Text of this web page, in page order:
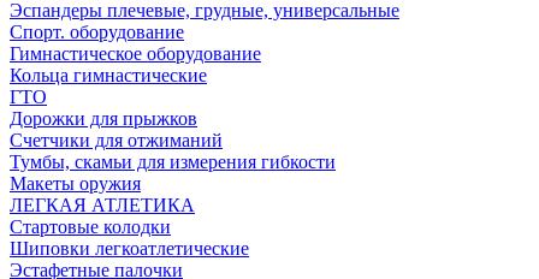
Эспандеры плечевые, грудные, универсальные
Спорт. оборудование
Гимнастическое оборудование
Кольца гимнастические
ГТО
Дорожки для прыжков
Счетчики для отжиманий
Тумбы, скамьи для измерения гибкости
Макеты оружия
ЛЕГКАЯ АТЛЕТИКА
Стартовые колодки
Шиповки легкоатлетические
Эстафетные палочки